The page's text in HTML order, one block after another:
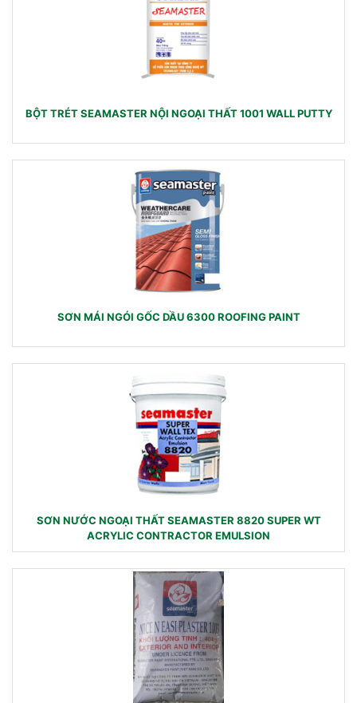
BỘT TRÉT SEAMASTER NỘI NGOẠI THẤT 1001 WALL PUTTY
SƠN MÁI NGÓI GỐC DẦU 6300 ROOFING PAINT
SƠN NƯỚC NGOẠI THẤT SEAMASTER 8820 SUPER WT
ACRYLIC CONTRACTOR EMULSION